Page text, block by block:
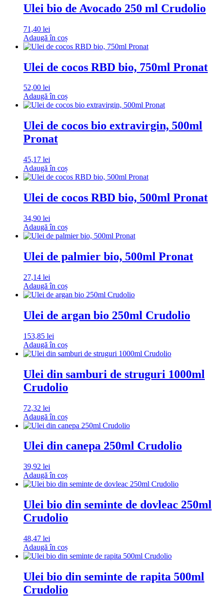
Ulei bio de Avocado 250 ml Crudolio
71,40 lei
Adaugă în coș
Ulei de cocos RBD bio, 750ml Pronat
52,00 lei
Adaugă în coș
Ulei de cocos bio extravirgin, 500ml
Pronat
45,17 lei
Adaugă în coș
Ulei de cocos RBD bio, 500ml Pronat
34,90 lei
Adaugă în coș
Ulei de palmier bio, 500ml Pronat
27,14 lei
Adaugă în coș
Ulei de argan bio 250ml Crudolio
153,85 lei
Adaugă în coș
Ulei din samburi de struguri 1000ml
Crudolio
72,32 lei
Adaugă în coș
Ulei din canepa 250ml Crudolio
39,92 lei
Adaugă în coș
Ulei bio din seminte de dovleac 250ml
Crudolio
48,47 lei
Adaugă în coș
Ulei bio din seminte de rapita 500ml
Crudolio